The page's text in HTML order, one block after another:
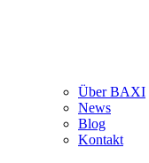
Über BAXI
News
Blog
Kontakt